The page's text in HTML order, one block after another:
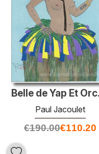
Paul Jacoulet
€190.00€110.20